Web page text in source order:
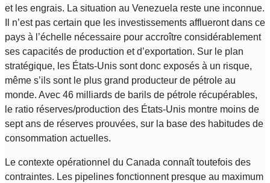
et les engrais. La situation au Venezuela reste une inconnue.
Il n’est pas certain que les investissements afflueront dans ce
pays à l’échelle nécessaire pour accroître considérablement
ses capacités de production et d’exportation. Sur le plan
stratégique, les États-Unis sont donc exposés à un risque,
même s’ils sont le plus grand producteur de pétrole au
monde. Avec 46 milliards de barils de pétrole récupérables,
le ratio réserves/production des États-Unis montre moins de
sept ans de réserves prouvées, sur la base des habitudes de
consommation actuelles.
Le contexte opérationnel du Canada connaît toutefois des
contraintes. Les pipelines fonctionnent presque au maximum